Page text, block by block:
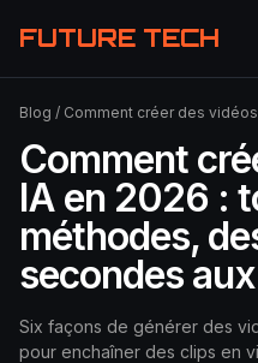
FUTURE TECH
Blog / Comment créer des vidéos IA en 2026 :
Comment
IA en 2026 :
méthodes,
secondes
Six façons de générer des
pour enchaîner des clips en